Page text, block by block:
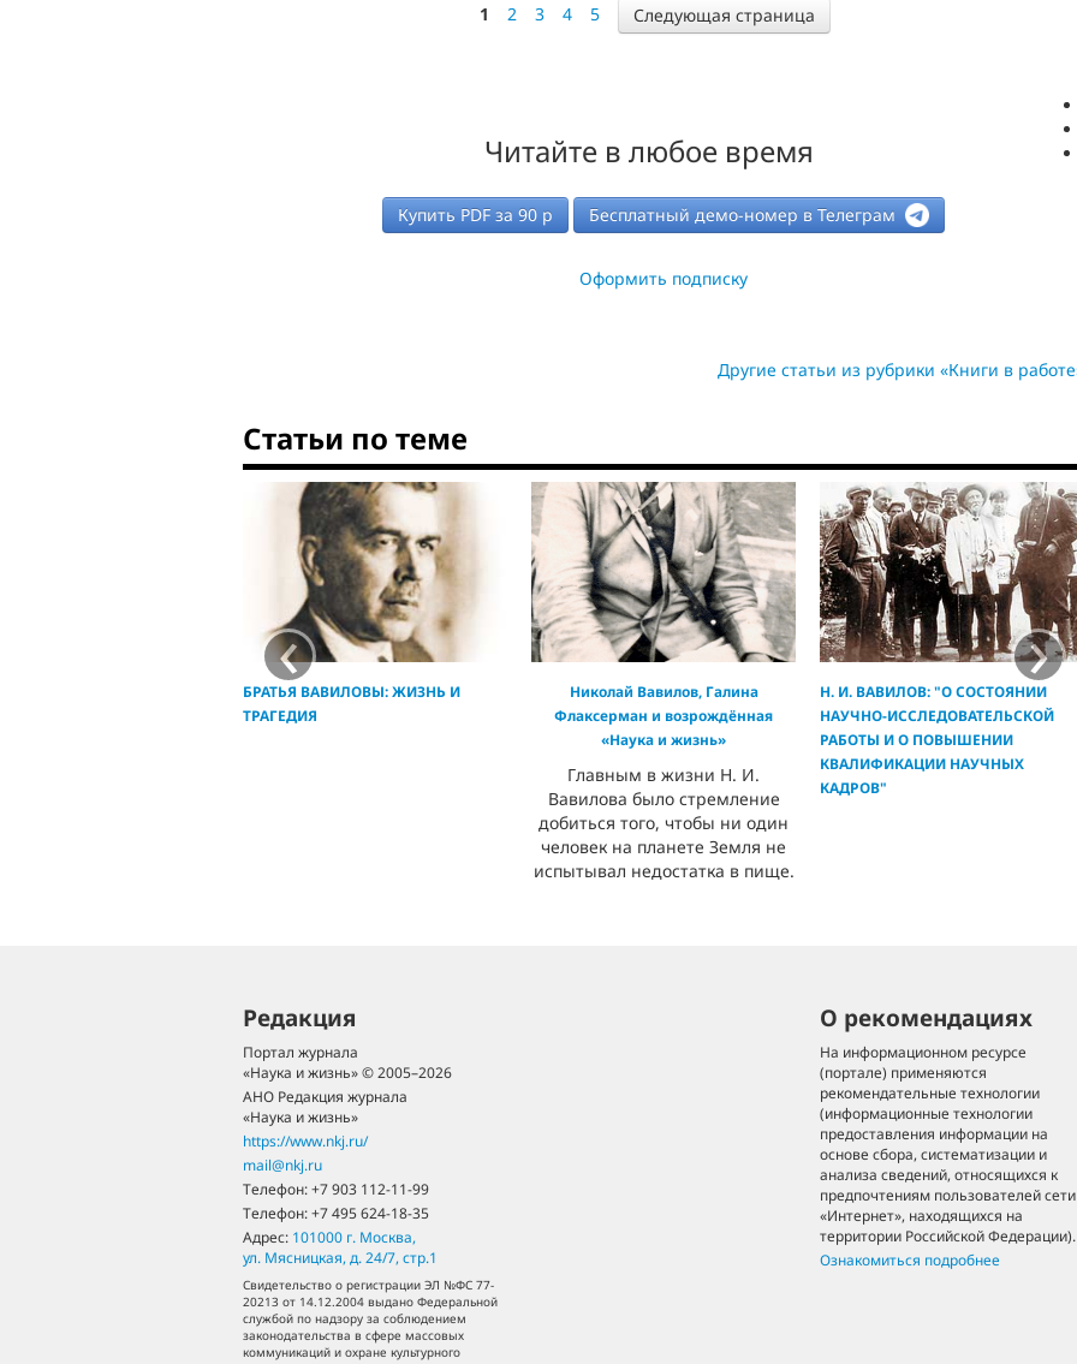
1 2 3 4 5 Следующая страница
Читайте в любое время
Купить PDF за90 р Бесплатный демо-номер в Телеграм
Оформить подписку
Другие статьи из рубрики «Книги в
Статьи по теме
БРАТЬЯ ВАВИЛОВЫ: ЖИЗНЬ И
ТРАГЕДИЯ
Николай Вавилов, Галина
Флаксерман и возрождённая
«Наука и жизнь»
Главным в жизни Н. И.
Вавилова было стремление
добиться того, чтобы ни один
человек на планете Земля не
испытывал недостатка в пище.
Н. И. ВАВИЛОВ: "О СОСТОЯНИИ
НАУЧНО-ИССЛЕДОВАТЕЛЬСКОЙ
РАБОТЫ И О ПОВЫШЕНИИ
КВАЛИФИКАЦИИ НАУЧНЫХ
КАДРОВ"
‹ ›
Редакция
Портал журнала
«Наука и жизнь» © 2005–2026
АНО Редакция журнала
«Наука и жизнь»
https://www.nkj.ru/
mail@nkj.ru
Телефон:+7 903 112-11-99
Телефон:+7 495 624-18-35
Адрес: 101000 г. Москва,
ул. Мясницкая, д. 24/7, стр.1
Свидетельство о регистрации ЭЛ №ФС 77-
20213 от 14.12.2004 выдано Федеральной
службой по надзору за соблюдением
законодательства в сфере массовых
коммуникаций и охране культурного
О рекомендациях
На информационном ресурсе
(портале) применяются
рекомендательные технологии
(информационные технологии
предоставления информации на
основе сбора, систематизации и
анализа сведений, относящихся к
предпочтениям пользователей сети
«Интернет», находящихся на
территории Российской Федерации).
Ознакомиться подробнее